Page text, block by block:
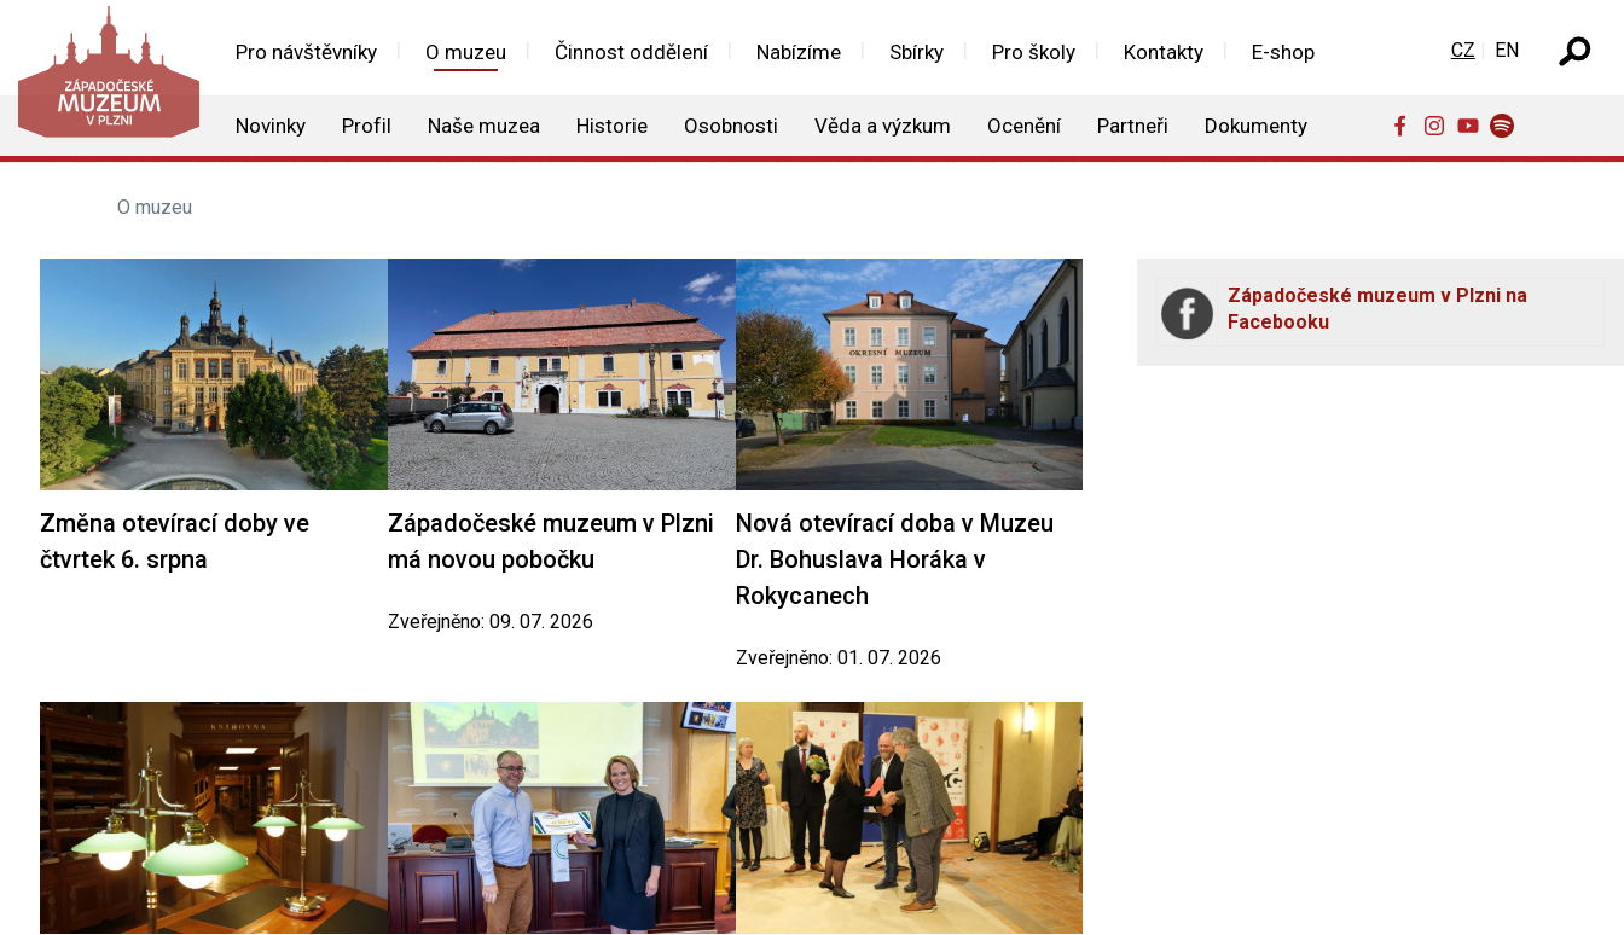
Pro návštěvníky O muzeu Činnost oddělení Nabízíme Sbírky Pro školy Kontakty E-shop
Novinky Profil Naše muzea Historie Osobnosti Věda a výzkum Ocenění Partneři Dokumenty
Zvolte jazyk
CZ EN
O muzeu
Změna otevírací doby ve
čtvrtek 6. srpna
Západočeské muzeum v Plzni
má novou pobočku
Zveřejněno: 09. 07. 2026
Nová otevírací doba v Muzeu
Dr. Bohuslava Horáka v
Rokycanech
Zveřejněno: 01. 07. 2026
Západočeské muzeum v Plzni na
Facebooku